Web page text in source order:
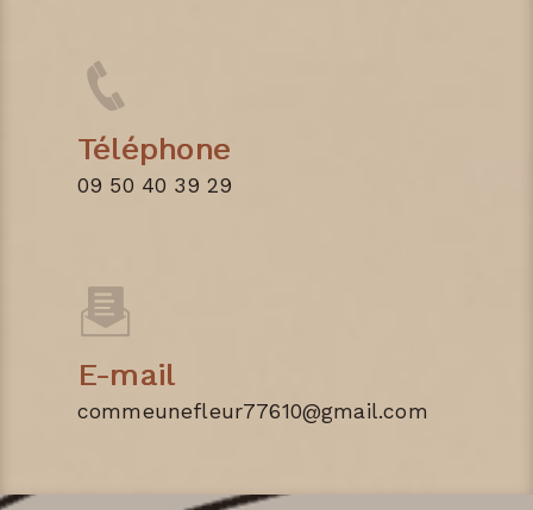
Téléphone
09 50 40 39 29
E-mail
commeunefleur77610@gmail.com